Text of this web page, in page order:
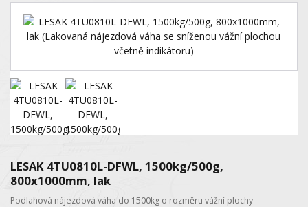
LESAK 4TU0810L-DFWL, 1500kg/500g,
800x1000mm, lak
Podlahová nájezdová váha do 1500kg o rozměru vážní plochy